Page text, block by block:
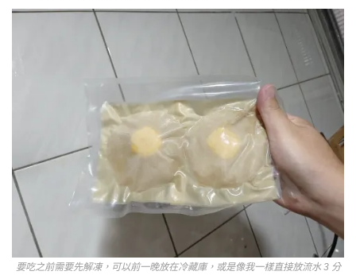
要吃之前需要先解凍，可以前一晚放在冷藏庫，或是像我一樣直接放流水 3 分